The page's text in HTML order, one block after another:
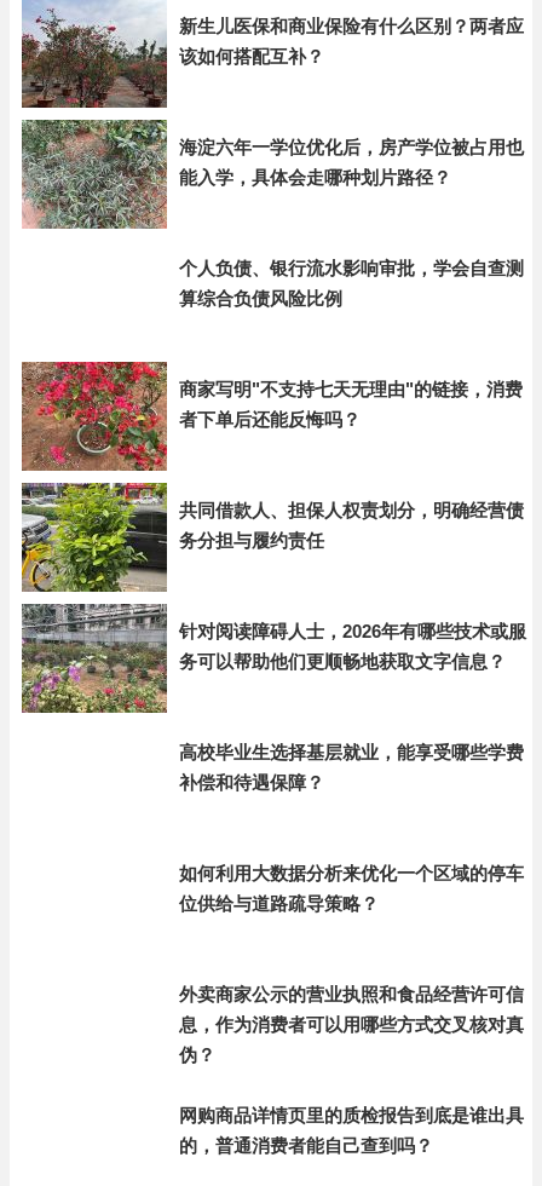
新生儿医保和商业保险有什么区别？两者应
该如何搭配互补？
海淀六年一学位优化后，房产学位被占用也
能入学，具体会走哪种划片路径？
个人负债、银行流水影响审批，学会自查测
算综合负债风险比例
商家写明"不支持七天无理由"的链接，消费
者下单后还能反悔吗？
共同借款人、担保人权责划分，明确经营债
务分担与履约责任
针对阅读障碍人士，2026年有哪些技术或服
务可以帮助他们更顺畅地获取文字信息？
高校毕业生选择基层就业，能享受哪些学费
补偿和待遇保障？
如何利用大数据分析来优化一个区域的停车
位供给与道路疏导策略？
外卖商家公示的营业执照和食品经营许可信
息，作为消费者可以用哪些方式交叉核对真
伪？
网购商品详情页里的质检报告到底是谁出具
的，普通消费者能自己查到吗？